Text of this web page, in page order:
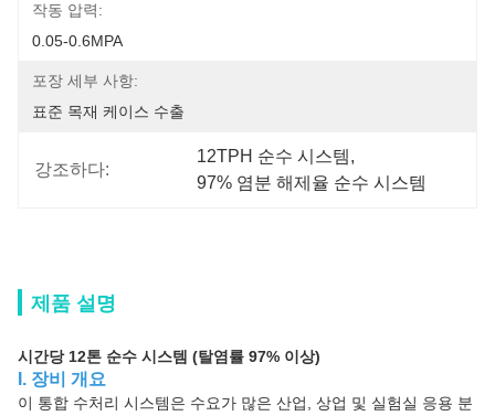
작동 압력:
0.05-0.6MPA
포장 세부 사항:
표준 목재 케이스 수출
강조하다:
12TPH 순수 시스템,
97% 염분 해제율 순수 시스템
제품 설명
시간당 12톤 순수 시스템 (탈염률 97% 이상)
I. 장비 개요
이 통합 수처리 시스템은 수요가 많은 산업, 상업 및 실험실 응용 분